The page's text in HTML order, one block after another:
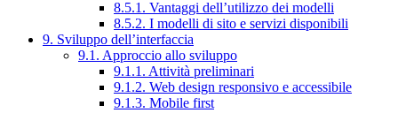
8.5.1. Vantaggi dell’utilizzo dei modelli
8.5.2. I modelli di sito e servizi disponibili
9. Sviluppo dell’interfaccia
9.1. Approccio allo sviluppo
9.1.1. Attività preliminari
9.1.2. Web design responsivo e accessibile
9.1.3. Mobile first